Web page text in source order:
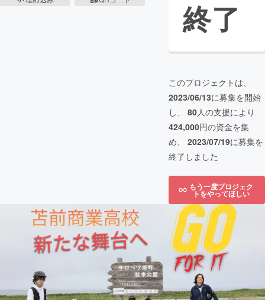
終了
このプロジェクトは、
2023/06/13に募集を開始
し、 80人の支援により
424,000円の資金を集
め、 2023/07/19に募集を
終了しました
もう一度プロジェク
トをやってほしい